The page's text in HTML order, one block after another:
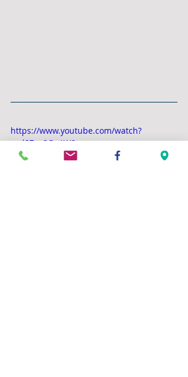
https://www.youtube.com/watch?
v=d87gv8GqAW0